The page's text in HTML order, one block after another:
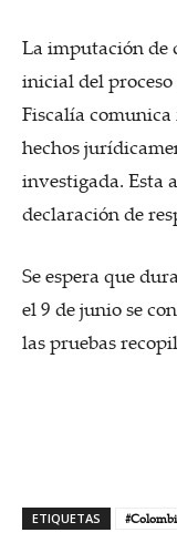
La imputación de
inicial del
Fiscalía
hechos
investigada. Esta
declaración de
Se espera que
el 9 de junio se
las pruebas
ETIQUETAS